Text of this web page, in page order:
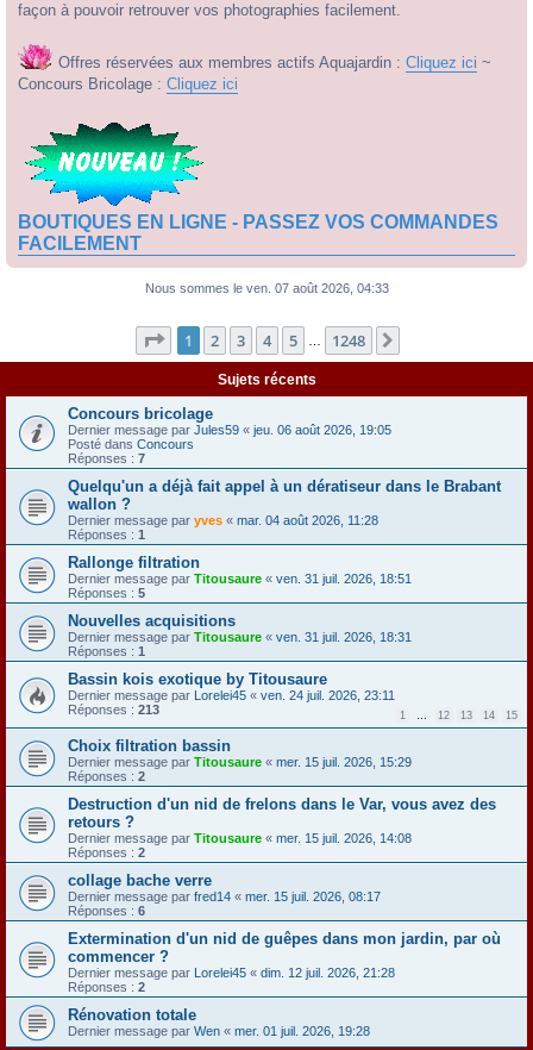
façon à pouvoir retrouver vos photographies facilement.
Offres réservées aux membres actifs Aquajardin : Cliquez ici ~
Concours Bricolage : Cliquez ici
BOUTIQUES EN LIGNE - PASSEZ VOS COMMANDES
FACILEMENT
Nous sommes le ven. 07 août 2026, 04:33
Page 1sur1248
1 2 3 4 5 1248
Sujets récents
Concours bricolage
Dernier message par Jules59 « jeu. 06 août 2026, 19:05
Posté dans Concours
Réponses : 7
Quelqu'un a déjà fait appel à un dératiseur dans le Brabant
wallon ?
Dernier message par yves « mar. 04 août 2026, 11:28
Réponses : 1
Rallonge filtration
Dernier message par Titousaure « ven. 31 juil. 2026, 18:51
Réponses : 5
Nouvelles acquisitions
Dernier message par Titousaure « ven. 31 juil. 2026, 18:31
Réponses : 1
Bassin kois exotique by Titousaure
Dernier message par Lorelei45 « ven. 24 juil. 2026, 23:11
Réponses : 213 1 … 12 13 14 15
Choix filtration bassin
Dernier message par Titousaure « mer. 15 juil. 2026, 15:29
Réponses : 2
Destruction d'un nid de frelons dans le Var, vous avez des
retours ?
Dernier message par Titousaure « mer. 15 juil. 2026, 14:08
Réponses : 2
collage bache verre
Dernier message par fred14 « mer. 15 juil. 2026, 08:17
Réponses : 6
Extermination d'un nid de guêpes dans mon jardin, par où
commencer ?
Dernier message par Lorelei45 « dim. 12 juil. 2026, 21:28
Réponses : 2
Rénovation totale
Dernier message par Wen « mer. 01 juil. 2026, 19:28